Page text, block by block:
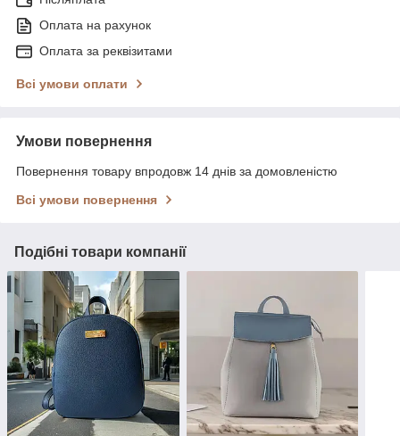
Оплата на рахунок
Оплата за реквізитами
Всі умови оплати
Умови повернення
Повернення товару впродовж 14 днів за домовленістю
Всі умови повернення
Подібні товари компанії